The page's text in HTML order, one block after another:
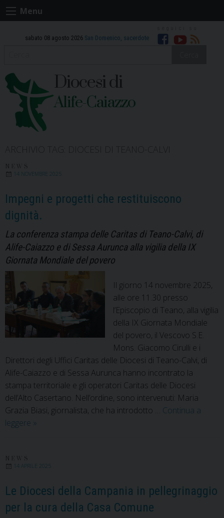
Skip
to
Menu
sabato 08 agosto 2026 San Domenico, sacerdote Facebook
Youtube
RSS
Diocesi di
Alife-Caiazzo
14 NOVEMBRE 2025
Impegni e progetti che restituiscono
dignità.
La conferenza stampa delle Caritas di Teano-Calvi, di
Alife-Caiazzo e di Sessa Aurunca alla vigilia della IX
Giornata Mondiale del povero
Il giorno 14 novembre 2025,
alle ore 11.30 presso
l’Episcopio di Teano, alla vigilia
della IX Giornata Mondiale
del povero, il Vescovo S.E.
Mons. Giacomo Cirulli e i
Direttori degli Uffici Caritas delle Diocesi di Teano-Calvi, di
Alife-Caiazzo e di Sessa Aurunca hanno incontrato la
stampa territoriale e gli operatori Caritas delle Diocesi
dell’Alto Casertano. Nell’ordine, sono intervenuti: Maria
Grazia Biasi, giornalista, che ha introdotto … Continua a
leggere Impegni
dignità.
»
14 APRILE 2025
Le Diocesi della Campania in pellegrinaggio
per la cura della Casa Comune